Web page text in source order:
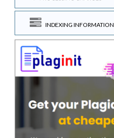
INDEXING INFORMATION